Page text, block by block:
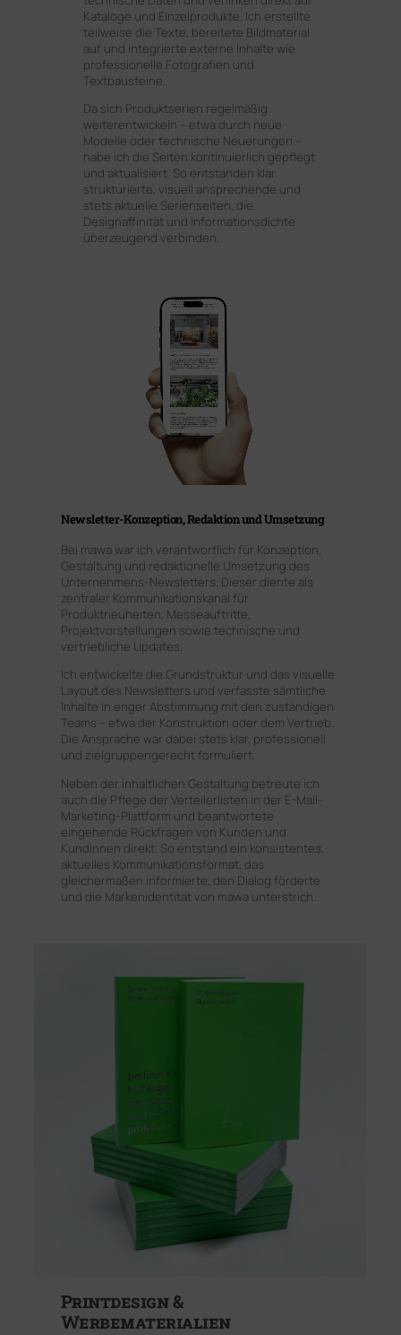
Kataloge und Einzelprodukte. Ich erstellte
teilweise die Texte, bereitete Bildmaterial
auf und integrierte externe Inhalte wie
professionelle Fotografien und
Textbausteine.
Da sich Produktserien regelmäßig
weiterentwickeln – etwa durch neue
Modelle oder technische Neuerungen –
habe ich die Seiten kontinuierlich gepflegt
und aktualisiert. So entstanden klar
strukturierte, visuell ansprechende und
stets aktuelle Serienseiten, die
Designaffinität und Informationsdichte
überzeugend verbinden.
Newsletter-Konzeption, Redaktion und Umsetzung
Bei mawa war ich verantwortlich für Konzeption,
Gestaltung und redaktionelle Umsetzung des
Unternehmens-Newsletters. Dieser diente als
zentraler Kommunikationskanal für
Produktneuheiten, Messeauftritte,
Projektvorstellungen sowie technische und
vertriebliche Updates.
Ich entwickelte die Grundstruktur und das visuelle
Layout des Newsletters und verfasste sämtliche
Inhalte in enger Abstimmung mit den zuständigen
Teams – etwa der Konstruktion oder dem Vertrieb.
Die Ansprache war dabei stets klar, professionell
und zielgruppengerecht formuliert.
Neben der inhaltlichen Gestaltung betreute ich
auch die Pflege der Verteilerlisten in der E-Mail-
Marketing-Plattform und beantwortete
eingehende Rückfragen von Kunden und
Kundinnen direkt. So entstand ein konsistentes,
aktuelles Kommunikationsformat, das
gleichermaßen informierte, den Dialog förderte
und die Markenidentität von mawa unterstrich.
Printdesign &
Werbematerialien